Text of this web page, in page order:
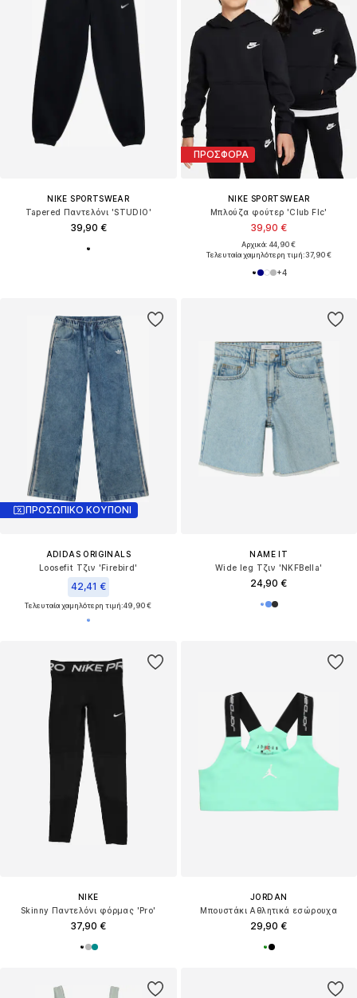
NIKE SPORTSWEAR
Tapered Παντελόνι 'STUDIO'
39,90 €
ΠΡΟΣΦΟΡΑ
NIKE SPORTSWEAR
Μπλούζα φούτερ 'Club Flc'
39,90 €
Αρχικά: 44,90 €
Τελευταία χαμηλότερη τιμή:37,90 €
+4
ΠΡΟΣΩΠΙΚΟ ΚΟΥΠΟΝΙ
ADIDAS ORIGINALS
Loosefit Τζιν 'Firebird'
42,41 €
Τελευταία χαμηλότερη τιμή:49,90 €
NAME IT
Wide leg Τζιν 'NKFBella'
24,90 €
NIKE
Skinny Παντελόνι φόρμας 'Pro'
37,90 €
JORDAN
Μπουστάκι Αθλητικά εσώρουχα
29,90 €